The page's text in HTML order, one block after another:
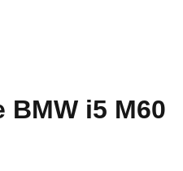
BMW i5 M60